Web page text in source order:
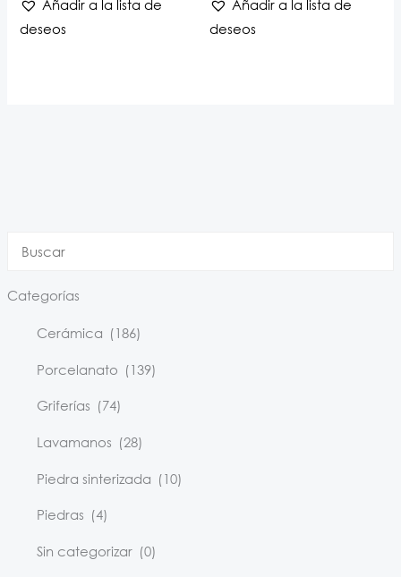
Categorías
Cerámica (186)
Porcelanato (139)
Griferías (74)
Lavamanos (28)
Piedra sinterizada (10)
Piedras (4)
Sin categorizar (0)
Añadir a la lista de
deseos
Añadir a la lista de
deseos